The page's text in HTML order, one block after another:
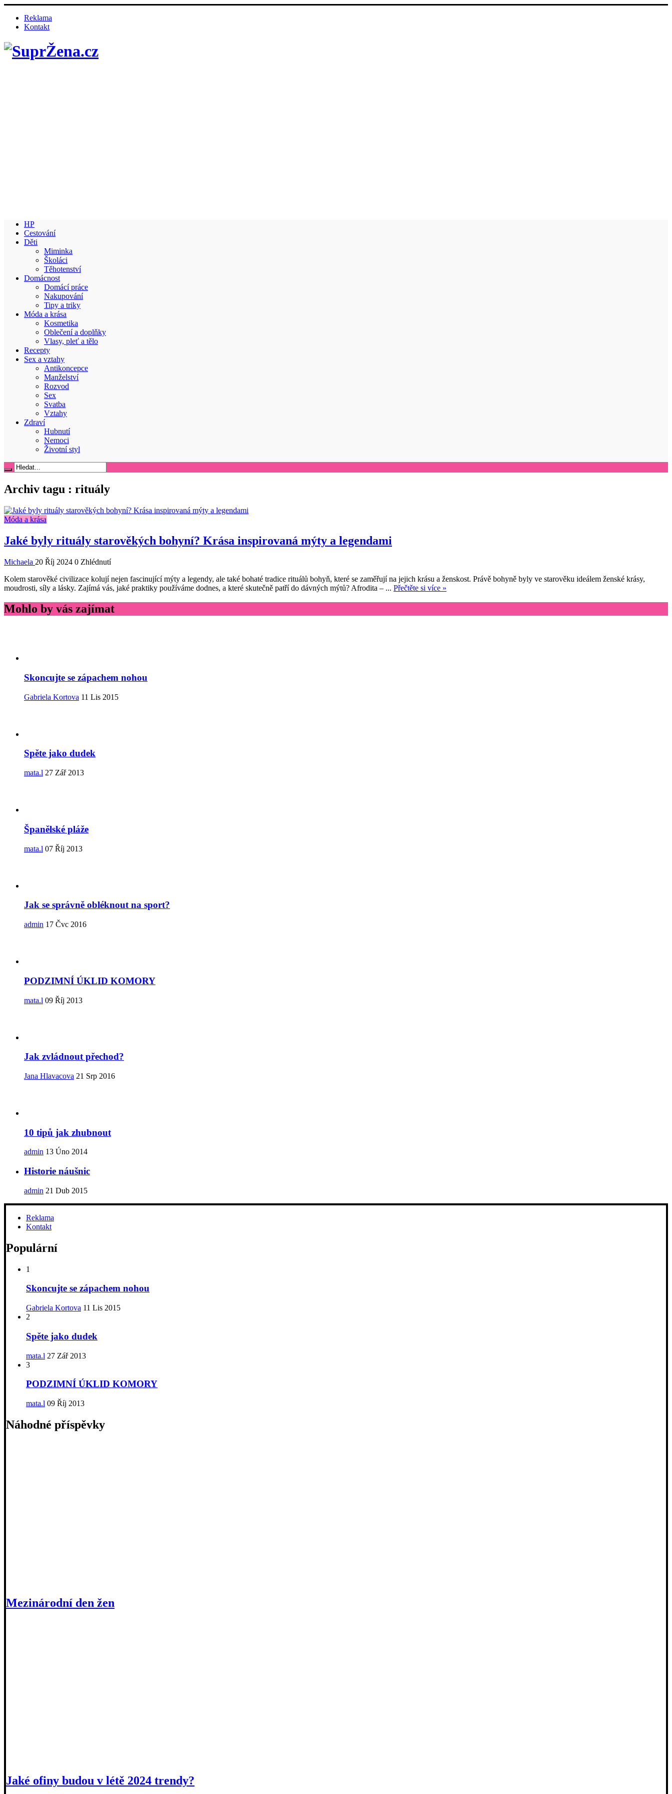
Reklama
Kontakt
HP
Cestování
Děti
Miminka
Školáci
Těhotenství
Domácnost
Domácí práce
Nakupování
Tipy a triky
Móda a krása
Kosmetika
Oblečení a doplňky
Vlasy, pleť a tělo
Recepty
Sex a vztahy
Antikoncepce
Manželství
Rozvod
Sex
Svatba
Vztahy
Zdraví
Hubnutí
Nemoci
Životní styl
Archiv tagu : rituály
Móda a krása
Jaké byly rituály starověkých bohyní? Krása inspirovaná mýty a legendami
Michaela 20 Říj 2024 0 Zhlédnutí
Kolem starověké civilizace kolují nejen fascinující mýty a legendy, ale také bohaté tradice rituálů bohyň, které se zaměřují na jejich krásu a ženskost. Právě bohyně byly ve starověku ideálem ženské krásy,
moudrosti, síly a lásky. Zajímá vás, jaké praktiky používáme dodnes, a které skutečně patří do dávných mýtů? Afrodita – ... Přečtěte si více »
Mohlo by vás zajímat
Skoncujte se zápachem nohou
Gabriela Kortova 11 Lis 2015
Spěte jako dudek
mata.l 27 Zář 2013
Španělské pláže
mata.l 07 Říj 2013
Jak se správně obléknout na sport?
admin 17 Čvc 2016
PODZIMNÍ ÚKLID KOMORY
mata.l 09 Říj 2013
Jak zvládnout přechod?
Jana Hlavacova 21 Srp 2016
10 tipů jak zhubnout
admin 13 Úno 2014
Historie náušnic
admin 21 Dub 2015
Reklama
Kontakt
Populární
1
Skoncujte se zápachem nohou
Gabriela Kortova 11 Lis 2015
2
Spěte jako dudek
mata.l 27 Zář 2013
3
PODZIMNÍ ÚKLID KOMORY
mata.l 09 Říj 2013
Náhodné příspěvky
Mezinárodní den žen
Jaké ofiny budou v létě 2024 trendy?